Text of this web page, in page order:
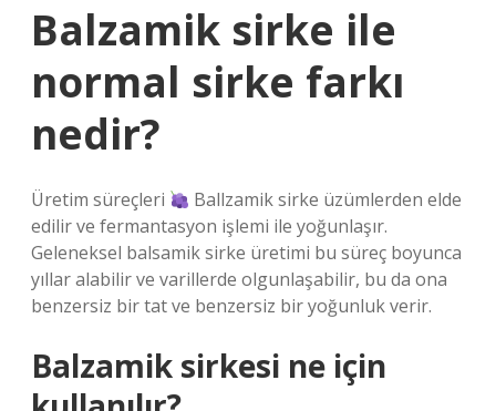
Balzamik sirke ile
normal sirke farkı
nedir?
Üretim süreçleri
Ballzamik sirke üzümlerden elde
edilir ve fermantasyon işlemi ile yoğunlaşır.
Geleneksel balsamik sirke üretimi bu süreç boyunca
yıllar alabilir ve varillerde olgunlaşabilir, bu da ona
benzersiz bir tat ve benzersiz bir yoğunluk verir.
Balzamik sirkesi ne için